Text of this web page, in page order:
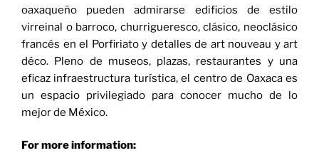
oaxaqueño pueden admirarse edificios de estilo
virreinal o barroco, churrigueresco, clásico, neoclásico
francés en el Porfiriato y detalles de art nouveau y art
déco. Pleno de museos, plazas, restaurantes y una
eficaz infraestructura turística, el centro de Oaxaca es
un espacio privilegiado para conocer mucho de lo
mejor de México.
For more information: